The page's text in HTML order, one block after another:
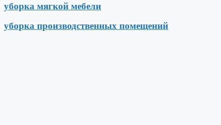
уборка мягкой мебели
уборка производственных помещений